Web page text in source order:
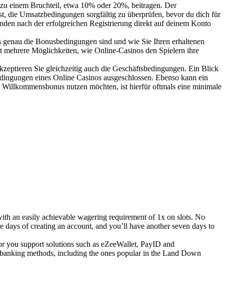
einem Bruchteil, etwa 10% oder 20%, beitragen. Der
die Umsatzbedingungen sorgfältig zu überprüfen, bevor du dich für
nach der erfolgreichen Registrierung direkt auf deinem Konto
die Bonusbedingungen sind und wie Sie Ihren erhaltenen
mehrere Möglichkeiten, wie Online-Casinos den Spielern ihre
Sie gleichzeitig auch die Geschäftsbedingungen. Ein Blick
eines Online Casinos ausgeschlossen. Ebenso kann ein
nutzen möchten, ist hierfür oftmals eine minimale
an easily achievable wagering requirement of 1x on slots. No
of creating an account, and you’ll have another seven days to
support solutions such as eZeeWallet, PayID and
methods, including the ones popular in the Land Down